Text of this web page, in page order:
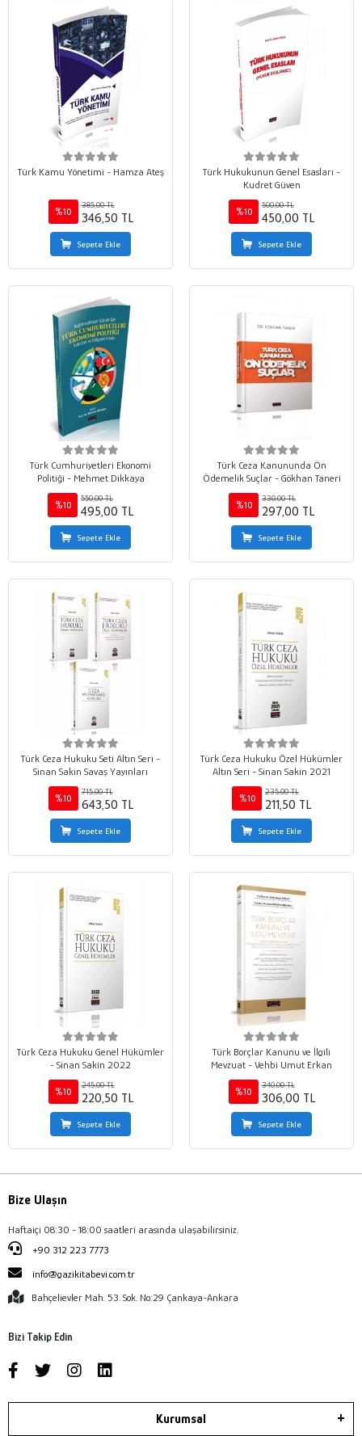
Türk Kamu Yönetimi - Hamza Ateş
%10
385,00 TL
346,50 TL
Sepete Ekle
Türk Hukukunun Genel Esasları -
Kudret Güven
%10
500,00 TL
450,00 TL
Sepete Ekle
Türk Cumhuriyetleri Ekonomi
Politiği - Mehmet Dikkaya
%10
550,00 TL
495,00 TL
Sepete Ekle
Türk Ceza Kanununda Ön
Ödemelik Suçlar - Gökhan Taneri
%10
330,00 TL
297,00 TL
Sepete Ekle
Türk Ceza Hukuku Seti Altın Seri -
Sinan Sakin Savaş Yayınları
%10
715,00 TL
643,50 TL
Sepete Ekle
Türk Ceza Hukuku Özel Hükümler
Altın Seri - Sinan Sakin 2021
%10
235,00 TL
211,50 TL
Sepete Ekle
Türk Ceza Hukuku Genel Hükümler
- Sinan Sakin 2022
%10
245,00 TL
220,50 TL
Sepete Ekle
Türk Borçlar Kanunu ve İlgili
Mevzuat - Vehbi Umut Erkan
%10
340,00 TL
306,00 TL
Sepete Ekle
Bize Ulaşın
Haftaiçi 08:30 - 18:00 saatleri arasında ulaşabilirsiniz.
+90 312 223 7773
info@gazikitabevi.com.tr
Bahçelievler Mah. 53. Sok. No:29 Çankaya-Ankara
Bizi Takip Edin
Kurumsal